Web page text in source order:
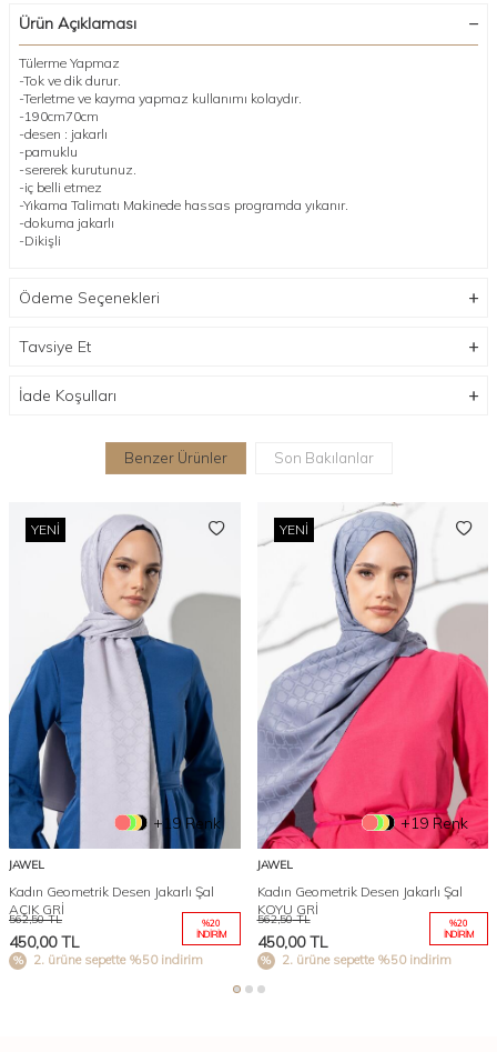
Ürün Açıklaması
Tülerme Yapmaz
-Tok ve dik durur.
-Terletme ve kayma yapmaz kullanımı kolaydır.
-190cm70cm
-desen : jakarlı
-pamuklu
-sererek kurutunuz.
-iç belli etmez
-Yıkama Talimatı Makinede hassas programda yıkanır.
-dokuma jakarlı
-Dikişli
Ödeme Seçenekleri
Tavsiye Et
İade Koşulları
Benzer Ürünler Son Bakılanlar
+19 Renk
YENI
JAWEL
Kadın Geometrik Desen Jakarlı Şal
AÇIK GRİ
562,50TL
450,00TL
%20
İNDIRIM
2. ürüne sepette %50 indirim
+19 Renk
YENI
JAWEL
Kadın Geometrik Desen Jakarlı Şal
KOYU GRİ
562,50TL
450,00TL
%20
İNDIRIM
2. ürüne sepette %50 indirim